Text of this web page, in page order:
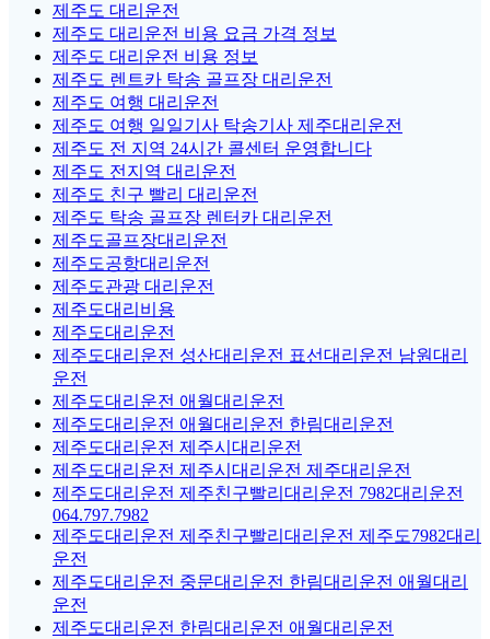
제주도 대리운전
제주도 대리운전 비용 요금 가격 정보
제주도 대리운전 비용 정보
제주도 렌트카 탁송 골프장 대리운전
제주도 여행 대리운전
제주도 여행 일일기사 탁송기사 제주대리운전
제주도 전 지역 24시간 콜센터 운영합니다
제주도 전지역 대리운전
제주도 친구 빨리 대리운전
제주도 탁송 골프장 렌터카 대리운전
제주도골프장대리운전
제주도공항대리운전
제주도관광 대리운전
제주도대리비용
제주도대리운전
제주도대리운전 성산대리운전 표선대리운전 남원대리
운전
제주도대리운전 애월대리운전
제주도대리운전 애월대리운전 한림대리운전
제주도대리운전 제주시대리운전
제주도대리운전 제주시대리운전 제주대리운전
제주도대리운전 제주친구빨리대리운전 7982대리운전
064.797.7982
제주도대리운전 제주친구빨리대리운전 제주도7982대리
운전
제주도대리운전 중문대리운전 한림대리운전 애월대리
운전
제주도대리운전 한림대리운전 애월대리운전